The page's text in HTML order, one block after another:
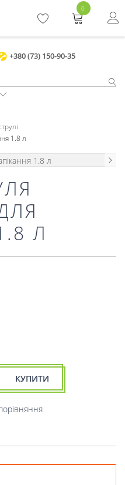
+380 (73) 150-90-35
0
1.8 л
Л
КУПИТИ